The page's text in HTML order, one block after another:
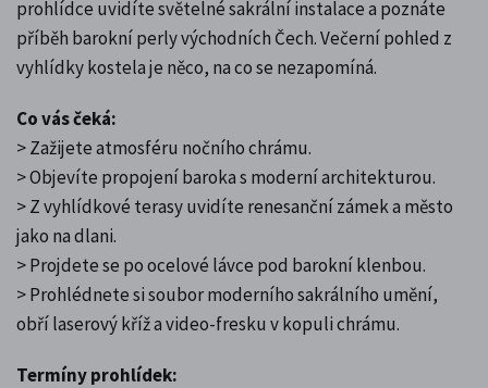
prohlídce uvidíte světelné sakrální instalace a poznáte
příběh barokní perly východních Čech. Večerní pohled z
vyhlídky kostela je něco, na co se nezapomíná.
Co vás čeká:
> Zažijete atmosféru nočního chrámu.
> Objevíte propojení baroka s moderní architekturou.
> Z vyhlídkové terasy uvidíte renesanční zámek a město
jako na dlani.
> Projdete se po ocelové lávce pod barokní klenbou.
> Prohlédnete si soubor moderního sakrálního umění,
obří laserový kříž a video-fresku v kopuli chrámu.
Termíny prohlídek: